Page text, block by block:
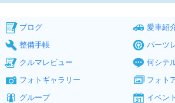
ブログ
愛車紹
整備手帳
パーツ
クルマレビュー
何シテ
フォトギャラリー
フォト
グループ
イベン